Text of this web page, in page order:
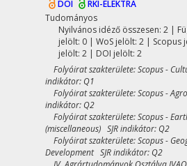
DOI
RKI-ELEKTRA
Tudományos
Nyilvános idéző összesen: 2|
jelölt: 0 | WoS jelölt: 2 | Scopus
jelölt: 2 | DOI jelölt: 2
Folyóirat szakterülete: Scopus -
indikátor: Q1
Folyóirat szakterülete: Scopus -
indikátor: Q2
Folyóirat szakterülete: Scopus -
(miscellaneous) SJR indikátor: Q2
Folyóirat szakterülete: Scopus -
Development SJR indikátor: Q2